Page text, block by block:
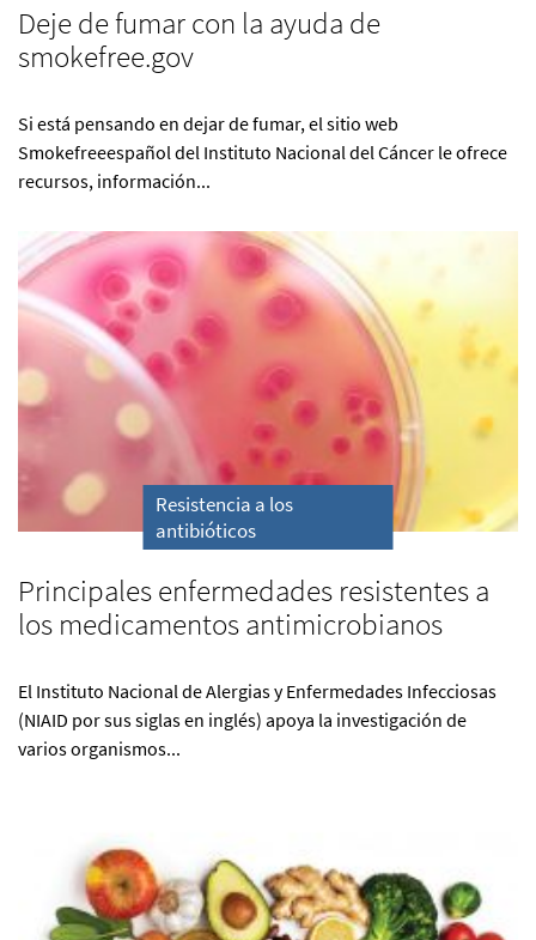
Deje de fumar con la ayuda de
smokefree.gov
Si está pensando en dejar de fumar, el sitio web
Smokefreeespañol del Instituto Nacional del Cáncer le ofrece
recursos, información...
Resistencia a los
antibióticos
Principales enfermedades resistentes a
los medicamentos antimicrobianos
El Instituto Nacional de Alergias y Enfermedades Infecciosas
(NIAID por sus siglas en inglés) apoya la investigación de
varios organismos...